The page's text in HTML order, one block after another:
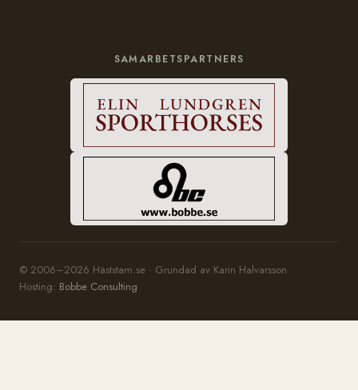
SAMARBETSPARTNERS
© 2006–2026 Häststam.se · Grundad av Karin Halvarsson
Hosting: Bobbe Consulting